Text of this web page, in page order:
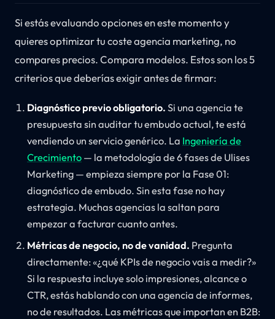
Si estás evaluando opciones en este momento y
quieres optimizar tu coste agencia marketing, no
compares precios. Compara modelos. Estos son los 5
criterios que deberías exigir antes de firmar:
Diagnóstico previo obligatorio. Si una agencia te
presupuesta sin auditar tu embudo actual, te está
vendiendo un servicio genérico. La Ingeniería de
Crecimiento — la metodología de 6 fases de Ulises
Marketing — empieza siempre por la Fase 01:
diagnóstico de embudo. Sin esta fase no hay
estrategia. Muchas agencias la saltan para
empezar a facturar cuanto antes.
Métricas de negocio, no de vanidad. Pregunta
directamente: «¿qué KPIs de negocio vais a medir?»
Si la respuesta incluye solo impresiones, alcance o
CTR, estás hablando con una agencia de informes,
no de resultados. Las métricas que importan en B2B: